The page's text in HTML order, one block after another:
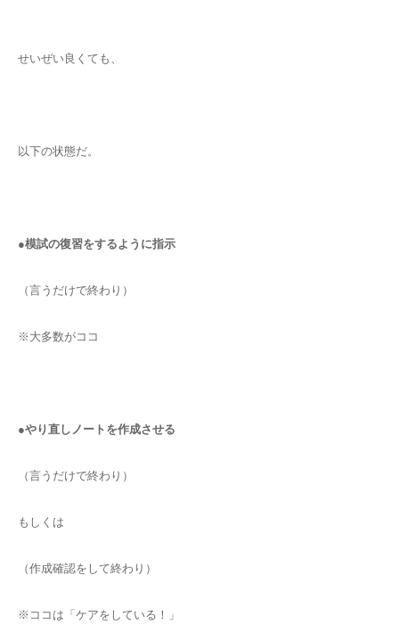
せいぜい良くても、
以下の状態だ。
●模試の復習をするように指示
（言うだけで終わり）
※大多数がココ
●やり直しノートを作成させる
（言うだけで終わり）
もしくは
（作成確認をして終わり）
※ココは「ケアをしている！」